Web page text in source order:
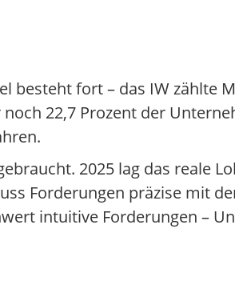
besteht fort – das IW zählte
22,7 Prozent der
2025 lag das reale
Forderungen präzise mit
intuitive Forderungen –